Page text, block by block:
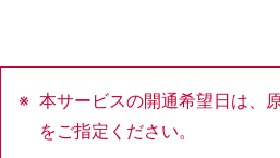
本サービスの開通希望日は、
をご指定ください。